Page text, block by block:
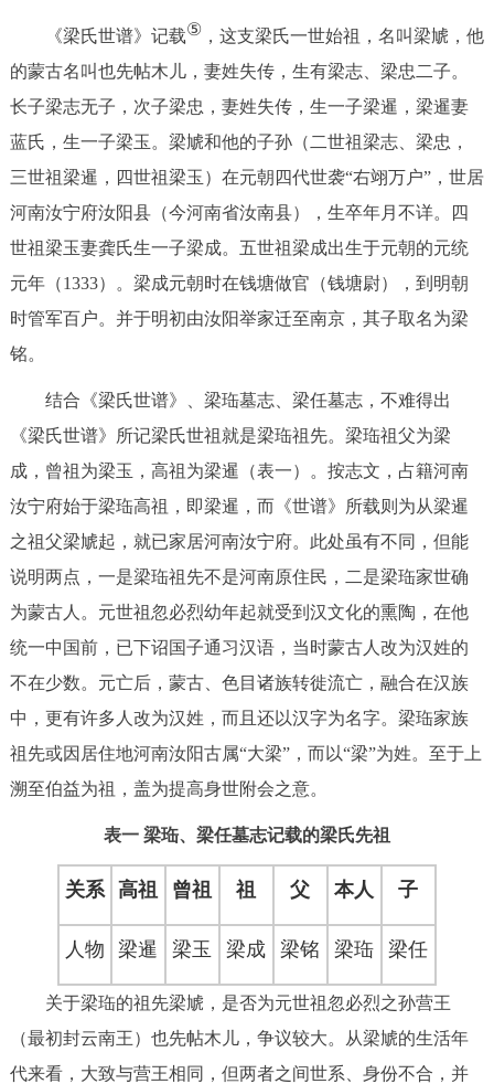
《梁氏世谱》记载⑤ ，这支梁氏一世始祖，名叫梁虓，他
的蒙古名叫也先帖木儿，妻姓失传，生有梁志、梁忠二子。
长子梁志无子，次子梁忠，妻姓失传，生一子梁暹，梁暹妻
蓝氏，生一子梁玉。梁虓和他的子孙（二世祖梁志、梁忠，
三世祖梁暹，四世祖梁玉）在元朝四代世袭“右翊万户”，世居
河南汝宁府汝阳县（今河南省汝南县），生卒年月不详。四
世祖梁玉妻龚氏生一子梁成。五世祖梁成出生于元朝的元统
元年（1333）。梁成元朝时在钱塘做官（钱塘尉），到明朝
时管军百户。并于明初由汝阳举家迁至南京，其子取名为梁
铭。
结合《梁氏世谱》、梁珤墓志、梁任墓志，不难得出
《梁氏世谱》所记梁氏世祖就是梁珤祖先。梁珤祖父为梁
成，曾祖为梁玉，高祖为梁暹（表一）。按志文，占籍河南
汝宁府始于梁珤高祖，即梁暹，而《世谱》所载则为从梁暹
之祖父梁虓起，就已家居河南汝宁府。此处虽有不同，但能
说明两点，一是梁珤祖先不是河南原住民，二是梁珤家世确
为蒙古人。元世祖忽必烈幼年起就受到汉文化的熏陶，在他
统一中国前，已下诏国子通习汉语，当时蒙古人改为汉姓的
不在少数。元亡后，蒙古、色目诸族转徙流亡，融合在汉族
中，更有许多人改为汉姓，而且还以汉字为名字。梁珤家族
祖先或因居住地河南汝阳古属“大梁”，而以“梁”为姓。至于上
溯至伯益为祖，盖为提高身世附会之意。
表一 梁珤、梁任墓志记载的梁氏先祖
关系 高祖 曾祖 祖 父 本人 子
人物 梁暹 梁玉 梁成 梁铭 梁珤 梁任
关于梁珤的祖先梁虓，是否为元世祖忽必烈之孙营王
（最初封云南王）也先帖木儿，争议较大。从梁虓的生活年
代来看，大致与营王相同，但两者之间世系、身份不合，并